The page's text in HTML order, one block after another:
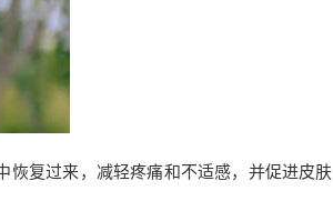
恢复过来，减轻疼痛和不适感，并促进皮肤